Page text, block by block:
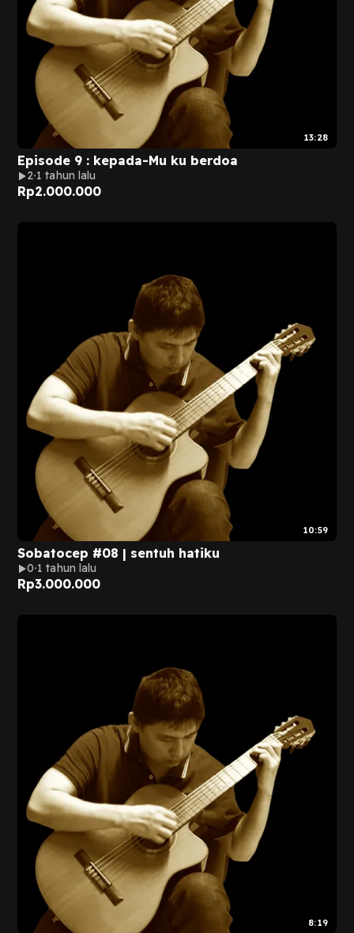
13:28
Episode 9 : kepada-Mu ku berdoa
2 1 tahun lalu
Rp2.000.000
10:59
Sobatocep #08 | sentuh hatiku
0 1 tahun lalu
Rp3.000.000
8:19